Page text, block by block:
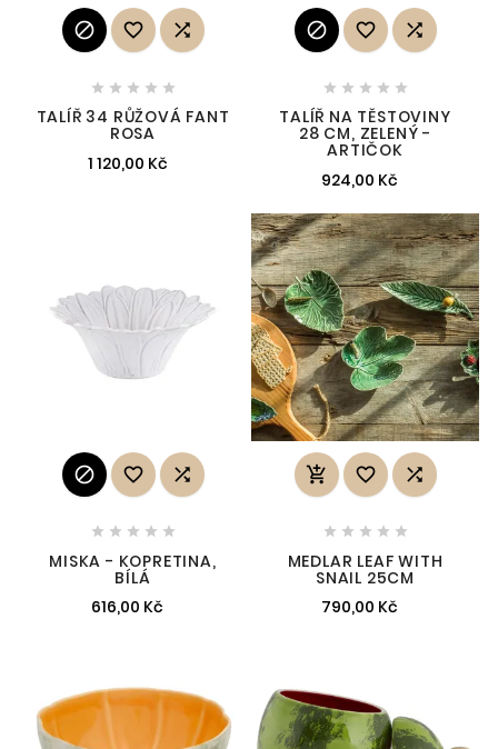
  
    
TALÍŘ 34 RŮŽOVÁ FANT
ROSA
1 120,00 Kč
  
    
TALÍŘ NA TĚSTOVINY
28 CM, ZELENÝ -
ARTIČOK
924,00 Kč
  
    
MISKA - KOPRETINA,
BÍLÁ
616,00 Kč
  
    
MEDLAR LEAF WITH
SNAIL 25CM
790,00 Kč